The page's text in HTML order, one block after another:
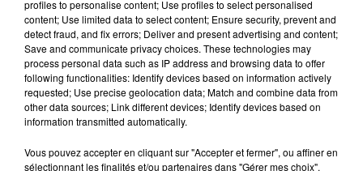
profiles to personalise content; Use profiles to select personalised
content; Use limited data to select content; Ensure security, prevent and
detect fraud, and fix errors; Deliver and present advertising and content;
Save and communicate privacy choices. These technologies may
process personal data such as IP address and browsing data to offer
following functionalities: Identify devices based on information actively
requested; Use precise geolocation data; Match and combine data from
other data sources; Link different devices; Identify devices based on
information transmitted automatically.
Vous pouvez accepter en cliquant sur "Accepter et fermer", ou affiner en
sélectionnant les finalités et/ou partenaires dans "Gérer mes choix".